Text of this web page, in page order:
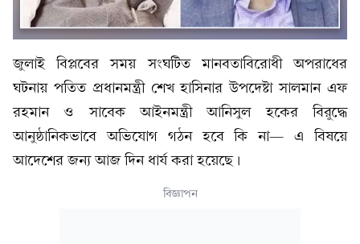
জুলাই বিপ্লবের সময় সংঘটিত মানবতাবিরোধী অপরাধের
ঘটনায় পতিত প্রধানমন্ত্রী শেখ হাসিনার উপদেষ্টা সালমান এফ
রহমান ও সাবেক আইনমন্ত্রী আনিসুল হকের বিরুদ্ধে
আনুষ্ঠানিকভাবে অভিযোগ গঠন হবে কি না— এ বিষয়ে
আদেশের জন্য আজ দিন ধার্য করা হয়েছে।
বিজ্ঞাপন